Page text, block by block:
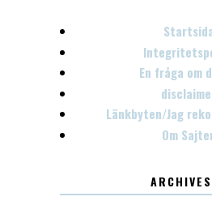
En fråga om
Länkbyten/Jag
Om
ARCHIVES